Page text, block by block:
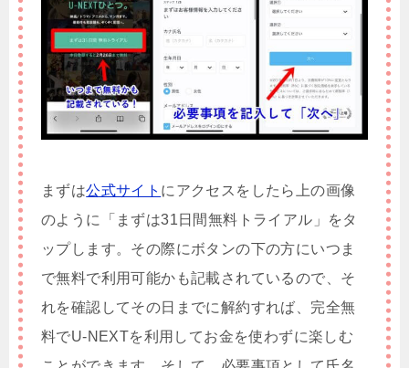
まずは公式サイト にアクセスをしたら上の画像
のように「まずは31日間無料トライアル」をタ
ップします。その際にボタンの下の方にいつま
で無料で利用可能かも記載されているので、そ
れを確認してその日までに解約すれば、完全無
料でU-NEXTを利用してお金を使わずに楽しむ